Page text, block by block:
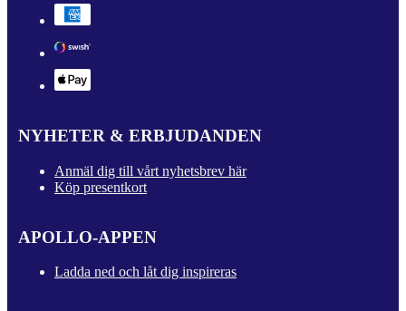
NYHETER & ERBJUDANDEN
Anmäl dig till vårt nyhetsbrev här
Köp presentkort
APOLLO-APPEN
Ladda ned och låt dig inspireras